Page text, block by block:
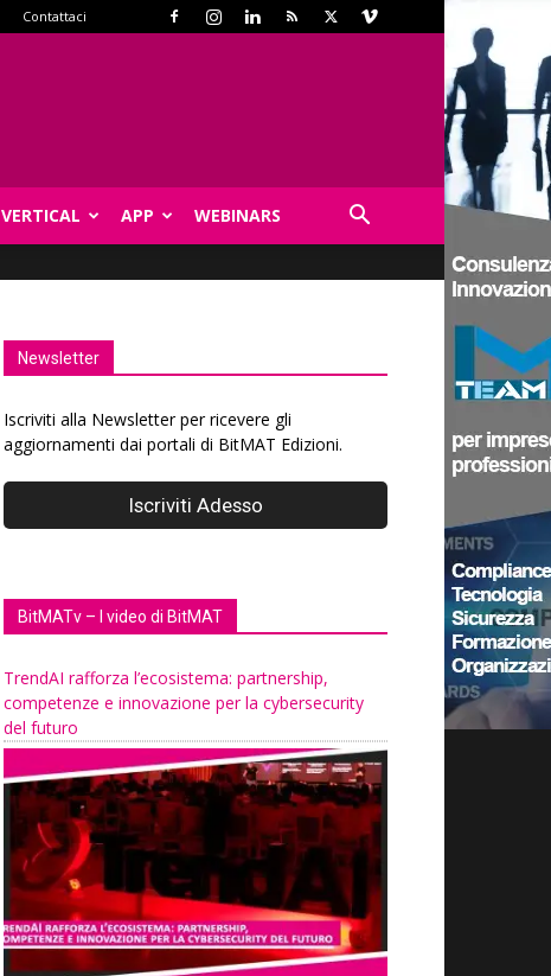
Contattaci
VERTICAL APP WEBINARS
Newsletter
Iscriviti alla Newsletter per ricevere gli
aggiornamenti dai portali di BitMAT Edizioni.
BitMATv – I video di BitMAT
TrendAI rafforza l’ecosistema: partnership,
competenze e innovazione per la cybersecurity
del futuro